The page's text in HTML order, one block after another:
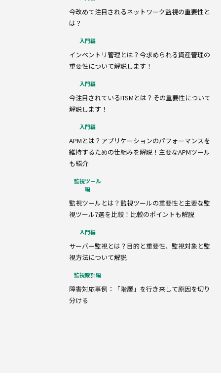
今改めて注目されるネットワーク監視の重要性と
は？
入門編
インベントリ管理とは？今求められる資産管理の
重要性について解説します！
入門編
今注目されているITSMとは？その重要性について
解説します！
入門編
APMとは？アプリケーションのパフォーマンスを
維持するための仕組みを解説！主要なAPMツール
も紹介
監視ツール
編
監視ツールとは？監視ツールの重要性と主要な監
視ツール7選を比較！比較のポイントも解説
入門編
サーバー監視とは？目的と重要性、監視対象と監
視方法について解説
監視設計編
障害対応事例：「階層」を行き来して原因を切り
分ける